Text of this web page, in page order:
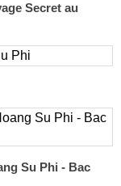
Secret au
Su Phi - Bac